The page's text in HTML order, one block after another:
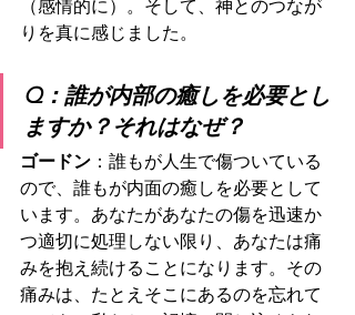
（感情的に）。そして、神とのつなが
りを真に感じました。
Q：誰が内部の癒しを必要とし
ますか？それはなぜ？
ゴードン ：誰もが人生で傷ついている
ので、誰もが内面の癒しを必要として
います。あなたがあなたの傷を迅速か
つ適切に処理しない限り、あなたは痛
みを抱え続けることになります。その
痛みは、たとえそこにあるのを忘れて